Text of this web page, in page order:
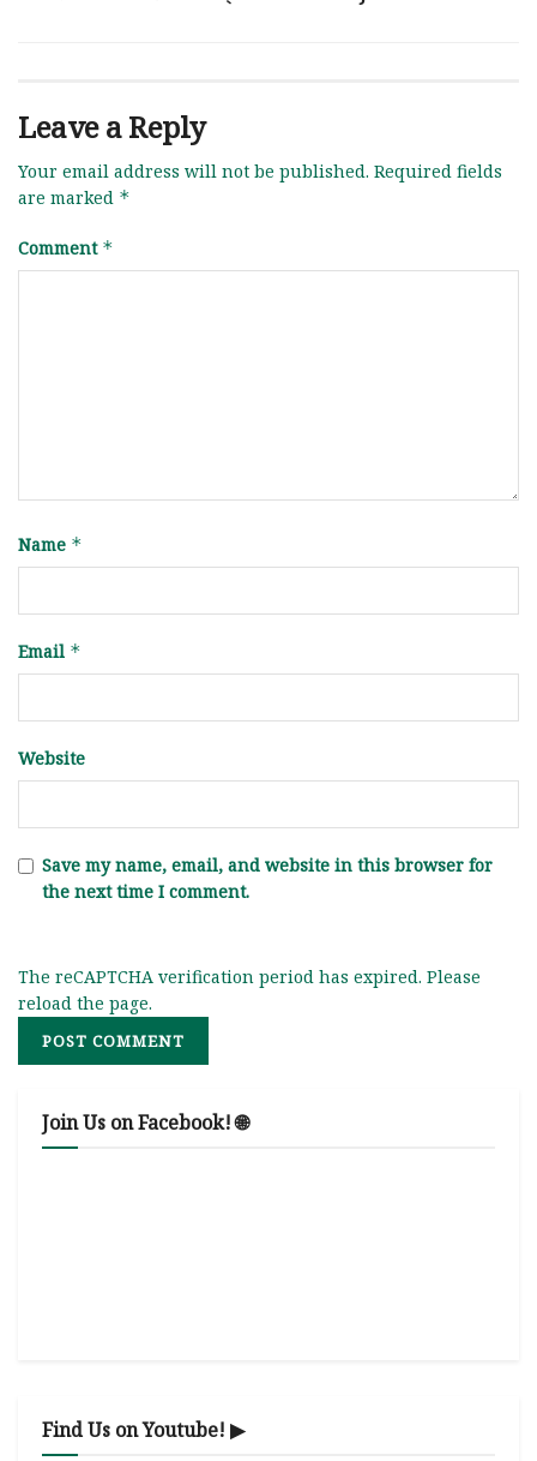
Leave a Reply
Your email address will not be published. Required fields
are marked *
Comment *
Name *
Email *
Website
Save my name, email, and website in this browser for
the next time I comment.
The reCAPTCHA verification period has expired. Please
reload the page.
Join Us on Facebook! 🌐
Find Us on Youtube! ▶